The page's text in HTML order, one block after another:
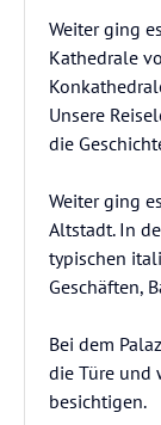
Weiter ging
Kathedrale
Unsere
die
Weiter ging
Altstadt. In
typischen
Geschäften,
Bei dem
die Türe und
besichtigen.